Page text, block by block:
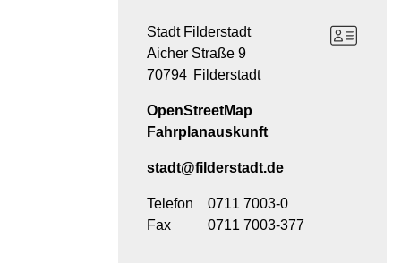
Stadt Filderstadt
Aicher Straße 9
70794 Filderstadt
OpenStreetMap
Fahrplanauskunft
stadt@filderstadt.de
Telefon
0711 7003-0
Fax
0711 7003-377